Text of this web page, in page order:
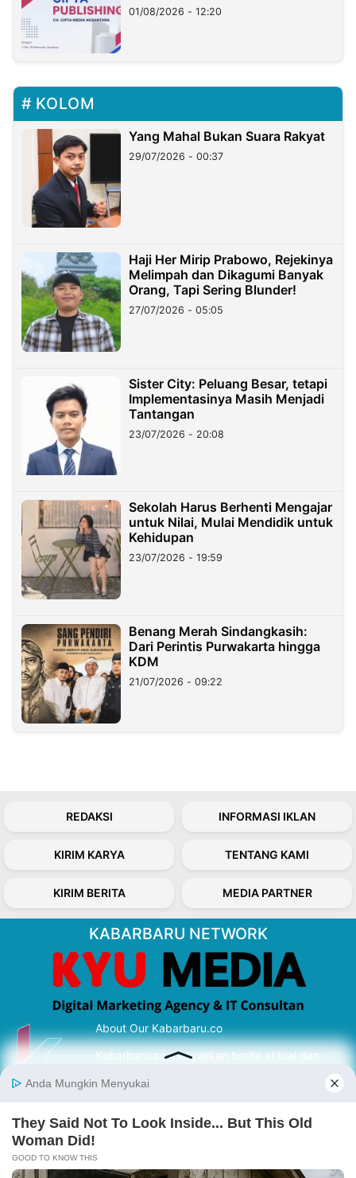
01/08/2026 - 12:20
KOLOM
Yang Mahal Bukan Suara Rakyat
29/07/2026 - 00:37
Haji Her Mirip Prabowo, Rejekinya
Melimpah dan Dikagumi Banyak
Orang, Tapi Sering Blunder!
27/07/2026 - 05:05
Sister City: Peluang Besar, tetapi
Implementasinya Masih Menjadi
Tantangan
23/07/2026 - 20:08
Sekolah Harus Berhenti Mengajar
untuk Nilai, Mulai Mendidik untuk
Kehidupan
23/07/2026 - 19:59
Benang Merah Sindangkasih:
Dari Perintis Purwakarta hingga
KDM
21/07/2026 - 09:22
REDAKSI INFORMASI IKLAN
KIRIM KARYA TENTANG KAMI
KIRIM BERITA MEDIA PARTNER
KABARBARU NETWORK
About Our Kabarbaru.co
Kabarbaru.co menyajikan berita aktual dan
serta terverifikasi dari sumber yang tepat.
Follow Kabarbaru